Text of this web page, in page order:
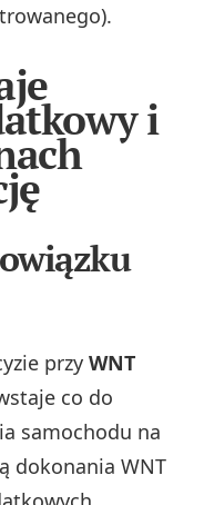
i
przyWNT
co do
samochodu na
dokonania WNT